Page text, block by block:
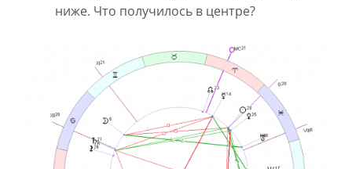
ниже. Что получилось в центре?